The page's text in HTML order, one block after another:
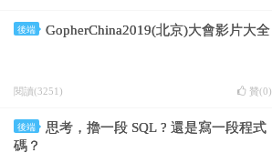
後端 GopherChina2019(北京)大會影片大全
閱讀(3251) 贊(0)
後端
思考，擼一段 SQL ? 還是寫一段程式
碼？